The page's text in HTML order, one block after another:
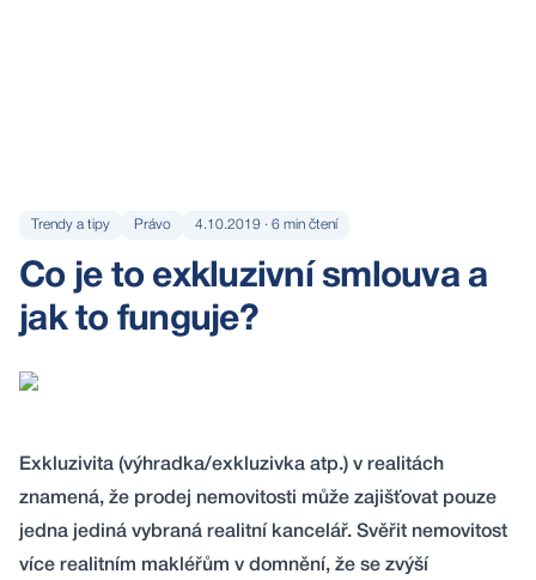
Trendy a tipy Právo 4.10.2019 · 6 min čtení
Co je to exkluzivní smlouva a
jak to funguje?
Exkluzivita (výhradka/exkluzivka atp.) v realitách
znamená, že prodej nemovitosti může zajišťovat pouze
jedna jediná vybraná realitní kancelář. Svěřit nemovitost
více realitním makléřům v domnění, že se zvýší